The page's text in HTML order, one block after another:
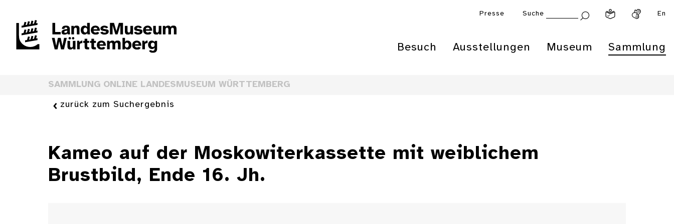
Presse Suche En
Besuch Ausstellungen Museum Sammlung
SAMMLUNG ONLINE LANDESMUSEUM WÜRTTEMBERG
zurück zum Suchergebnis
Kameo auf der Moskowiterkassette mit weiblichem
Brustbild, Ende 16. Jh.